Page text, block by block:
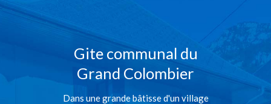
Gite communal du
Grand Colombier
Dans une grande bâtisse d'un village